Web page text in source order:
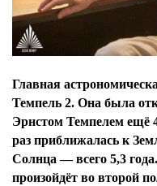
Главная
Темпель 2. Она была
Эрнстом Темпелем ещё
раз приближалась к
Солнца — всего 5,3
произойдёт во второй